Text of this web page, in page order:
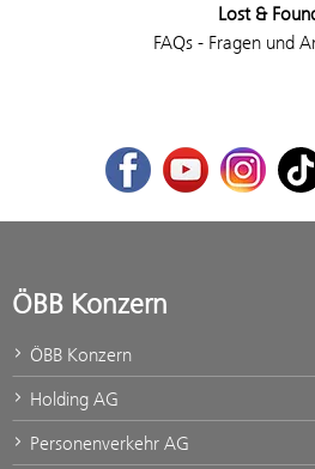
Lost &
FAQs - Fragen und
FacebookYoutube
ÖBB Konzern
ÖBB Konzern
Holding AG
Personenverkehr AG